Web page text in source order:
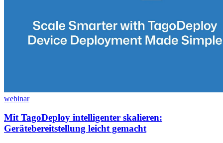
webinar
Mit TagoDeploy intelligenter skalieren:
Gerätebereitstellung leicht gemacht